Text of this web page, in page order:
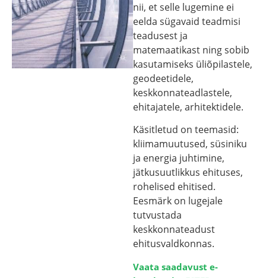
nii, et selle lugemine ei
eelda sügavaid teadmisi
teadusest ja
matemaatikast ning sobib
kasutamiseks üliõpilastele,
geodeetidele,
keskkonnateadlastele,
ehitajatele, arhitektidele.
Käsitletud on teemasid:
kliimamuutused, süsiniku
ja energia juhtimine,
jätkusuutlikkus ehituses,
rohelised ehitised.
Eesmärk on lugejale
tutvustada
keskkonnateadust
ehitusvaldkonnas.
Vaata saadavust e-